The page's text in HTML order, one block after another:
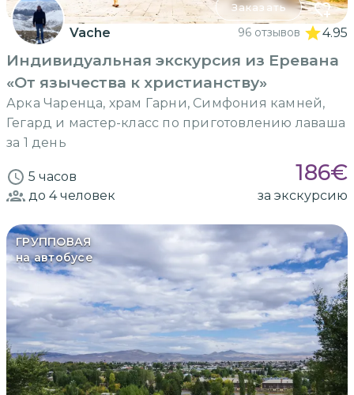
Заказать
Vache 96 отзывов 4.95
Индивидуальная экскурсия из Еревана
«От язычества к христианству»
Арка Чаренца, храм Гарни, Симфония камней,
Гегард и мастер-класс по приготовлению лаваша
за 1 день
5 часов 186€
до 4человек за экскурсию
ГРУППОВАЯ
на автобусе